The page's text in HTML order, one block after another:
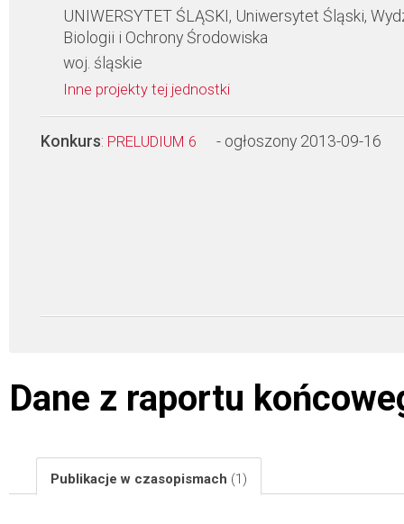
UNIWERSYTET ŚLĄSKI, Uniwersytet Śląski,
Biologii i Ochrony Środowiska
woj. śląskie
Inne projekty tej jednostki
Konkurs: PRELUDIUM 6 - ogłoszony 2013-09-16
Dane z raportu
Publikacje w czasopismach (1)